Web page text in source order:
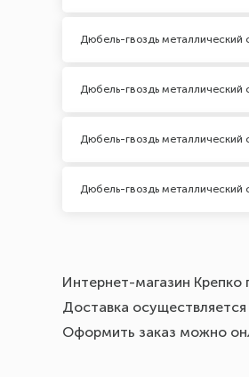
Дюбель-гвоздь
Дюбель-гвоздь
Дюбель-гвоздь
Дюбель-гвоздь
Интернет-магазин
Доставка
Оформить заказ можно